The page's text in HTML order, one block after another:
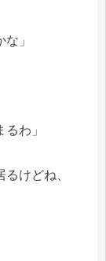
」
わ」
けどね、